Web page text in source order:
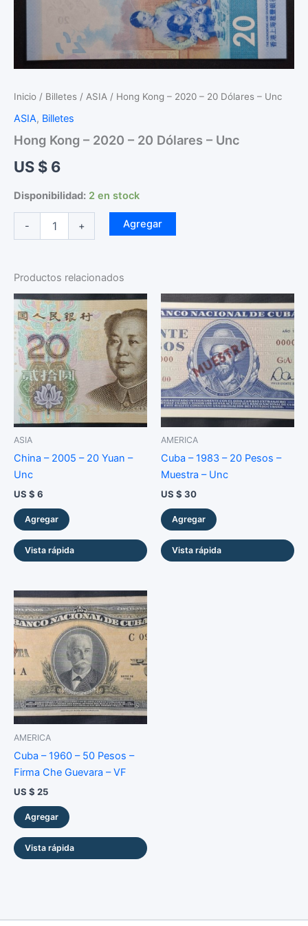
Inicio / Billetes / ASIA / Hong Kong – 2020 – 20 Dólares – Unc
ASIA, Billetes
Hong Kong – 2020 – 20 Dólares – Unc
US $ 6
Disponibilidad: 2 en stock
-
-
Dólares
-
Unc
cantidad
+ Agregar
Productos relacionados
ASIA
China – 2005 – 20 Yuan –
Unc
US $ 6
Agregar
Vista rápida
AMERICA
Cuba – 1983 – 20 Pesos –
Muestra – Unc
US $ 30
Agregar
Vista rápida
AMERICA
Cuba – 1960 – 50 Pesos –
Firma Che Guevara – VF
US $ 25
Agregar
Vista rápida